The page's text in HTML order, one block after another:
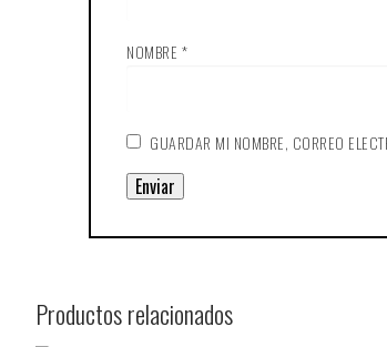
NOMBRE *
GUARDAR MI NOMBRE, CORREO
Productos relacionados